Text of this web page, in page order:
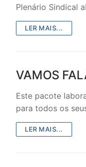
Plenário Sindical
LER MAIS...
VAMOS
Este pacote
para todos os
LER MAIS...